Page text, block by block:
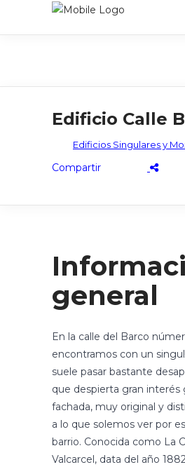
Edificio Calle
Edificios Singulares y
general
En la calle del Barco
encontramos con un
suele pasar bastante
que despierta gran interés
fachada, muy original y
a lo que solemos ver por
barrio. Conocida como La
Valcarcel, data del año